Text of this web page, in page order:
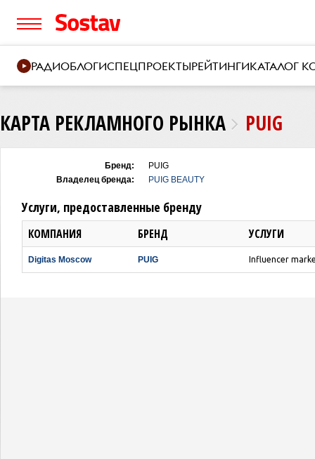
РАДИОБЛОГИСПЕЦПРОЕКТЫРЕЙТИНГИКАТАЛОГ
КАРТА РЕКЛАМНОГО РЫНКА PUIG
Бренд:
PUIG
Владелец бренда:
PUIG ВEAUTY
Услуги, предоставленные бренду
КОМПАНИЯ БРЕНД УСЛУГИ
Digitas Moscow PUIG Influencer